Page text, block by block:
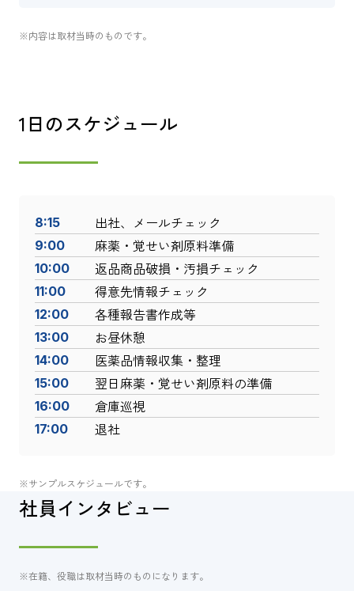
※内容は取材当時のものです。
1日のスケジュール
8:15 出社、メールチェック
9:00 麻薬・覚せい剤原料準備
10:00 返品商品破損・汚損チェック
11:00 得意先情報チェック
12:00 各種報告書作成等
13:00 お昼休憩
14:00 医薬品情報収集・整理
15:00 翌日麻薬・覚せい剤原料の準備
16:00 倉庫巡視
17:00 退社
※サンプルスケジュールです。
社員インタビュー
※在籍、役職は取材当時のものになります。